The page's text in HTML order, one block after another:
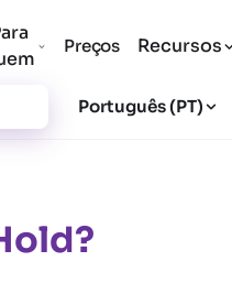
Preços Recursos
Português (PT)